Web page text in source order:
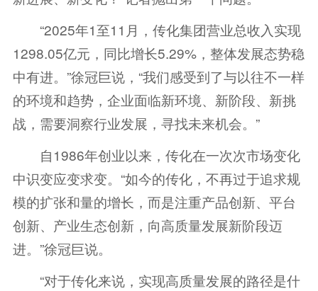
“2025年1至11月，传化集团营业总收入实现
1298.05亿元，同比增长5.29%，整体发展态势稳
中有进。”徐冠巨说，“我们感受到了与以往不一样
的环境和趋势，企业面临新环境、新阶段、新挑
战，需要洞察行业发展，寻找未来机会。”
自1986年创业以来，传化在一次次市场变化
中识变应变求变。“如今的传化，不再过于追求规
模的扩张和量的增长，而是注重产品创新、平台
创新、产业生态创新，向高质量发展新阶段迈
进。”徐冠巨说。
“对于传化来说，实现高质量发展的路径是什